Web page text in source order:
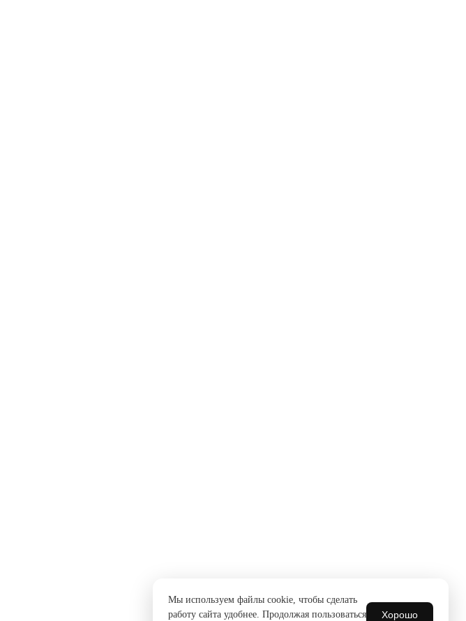
Мы используем файлы cookie, чтобы сделать
работу сайта удобнее. Продолжая пользоваться
Хорошо